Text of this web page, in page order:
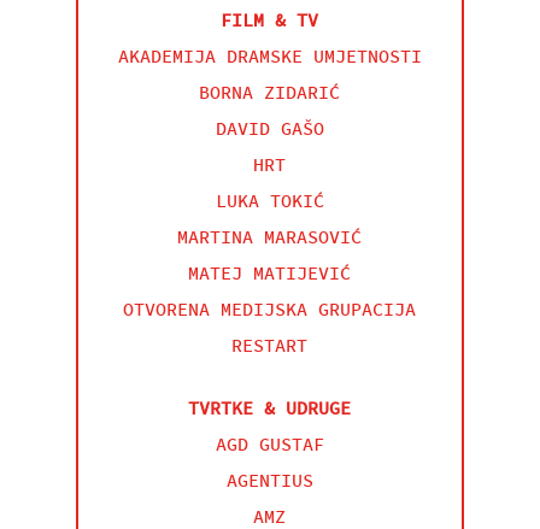
FILM & TV
AKADEMIJA DRAMSKE UMJETNOSTI
BORNA ZIDARIĆ
DAVID GAŠO
HRT
LUKA TOKIĆ
MARTINA MARASOVIĆ
MATEJ MATIJEVIĆ
OTVORENA MEDIJSKA GRUPACIJA
RESTART
TVRTKE & UDRUGE
AGD GUSTAF
AGENTIUS
AMZ